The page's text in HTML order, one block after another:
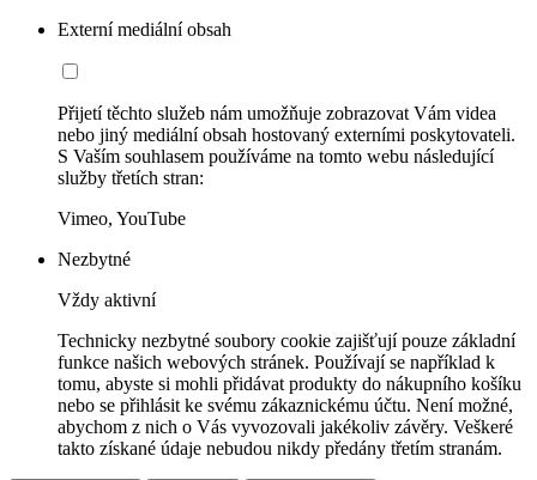
Externí mediální obsah
Přijetí těchto služeb nám umožňuje zobrazovat Vám videa
nebo jiný mediální obsah hostovaný externími poskytovateli.
S Vaším souhlasem používáme na tomto webu následující
služby třetích stran:
Vimeo, YouTube
Nezbytné
Vždy aktivní
Technicky nezbytné soubory cookie zajišťují pouze základní
funkce našich webových stránek. Používají se například k
tomu, abyste si mohli přidávat produkty do nákupního košíku
nebo se přihlásit ke svému zákaznickému účtu. Není možné,
abychom z nich o Vás vyvozovali jakékoliv závěry. Veškeré
takto získané údaje nebudou nikdy předány třetím stranám.